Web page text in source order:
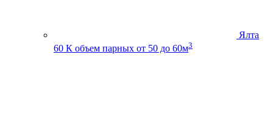
Ялта
60 К объем парных от 50 до 60м3